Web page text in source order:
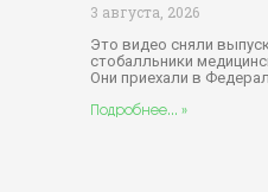
3 августа, 2026
Это видео сняли
стобалльники
Они приехали в
Подробнее... »